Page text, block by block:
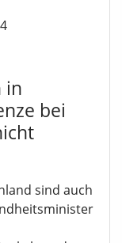
in
bei
sind auch